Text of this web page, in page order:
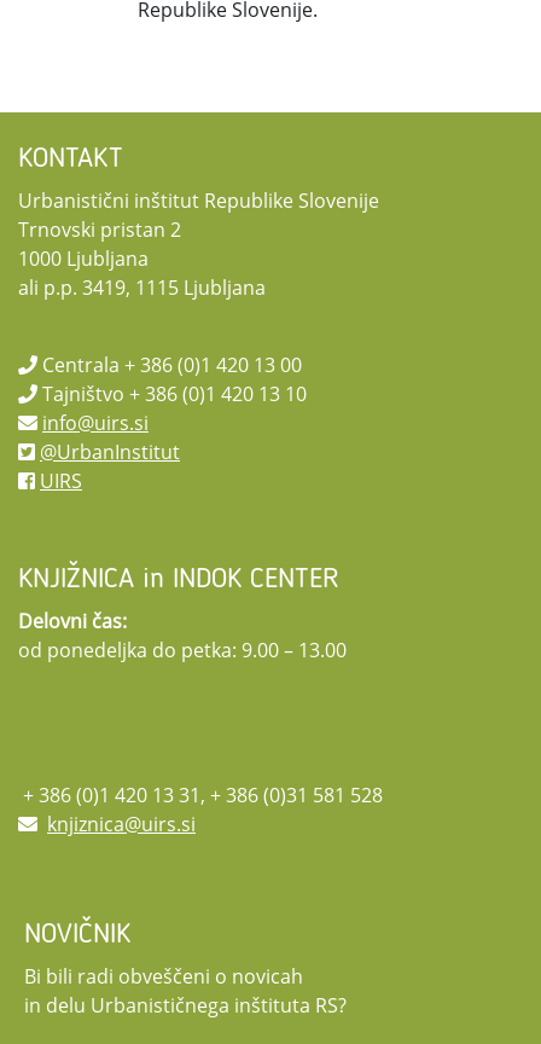
Republike Slovenije.
KONTAKT
Urbanistični inštitut Republike Slovenije
Trnovski pristan 2
1000 Ljubljana
ali p.p. 3419, 1115 Ljubljana
Centrala + 386 (0)1 420 13 00
Tajništvo + 386 (0)1 420 13 10
info@uirs.si
@UrbanInstitut
UIRS
KNJIŽNICA in INDOK CENTER
Delovni čas:
od ponedeljka do petka: 9.00 – 13.00
+ 386 (0)1 420 13 31, + 386 (0)31 581 528
knjiznica@uirs.si
NOVIČNIK
Bi bili radi obveščeni o novicah
in delu Urbanističnega inštituta RS?